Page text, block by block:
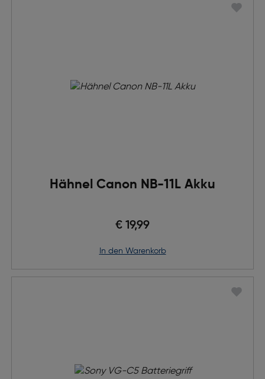
Hähnel Canon NB-11L Akku
€ 19,99
in den Warenkorb